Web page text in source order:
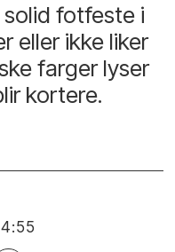
fotfeste i
eller ikke liker
farger lyser
kortere.